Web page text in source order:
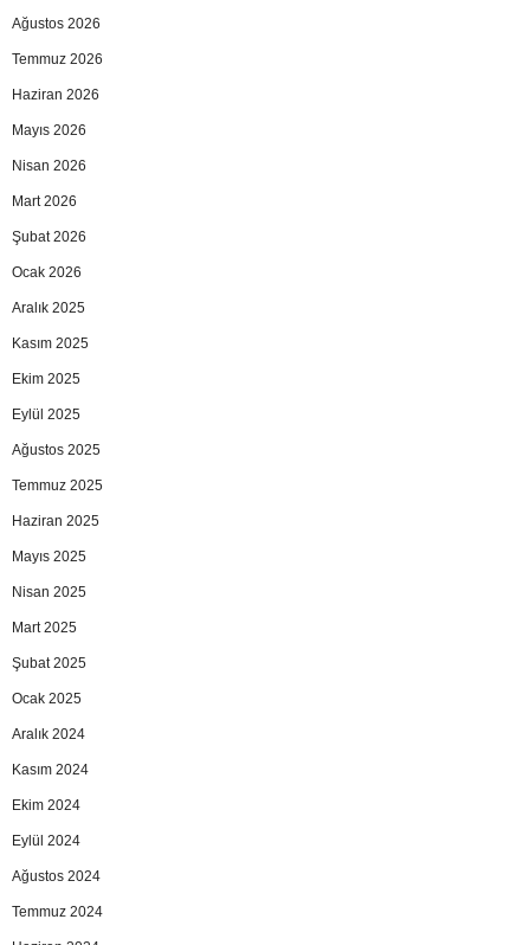
Ağustos 2026
Temmuz 2026
Haziran 2026
Mayıs 2026
Nisan 2026
Mart 2026
Şubat 2026
Ocak 2026
Aralık 2025
Kasım 2025
Ekim 2025
Eylül 2025
Ağustos 2025
Temmuz 2025
Haziran 2025
Mayıs 2025
Nisan 2025
Mart 2025
Şubat 2025
Ocak 2025
Aralık 2024
Kasım 2024
Ekim 2024
Eylül 2024
Ağustos 2024
Temmuz 2024